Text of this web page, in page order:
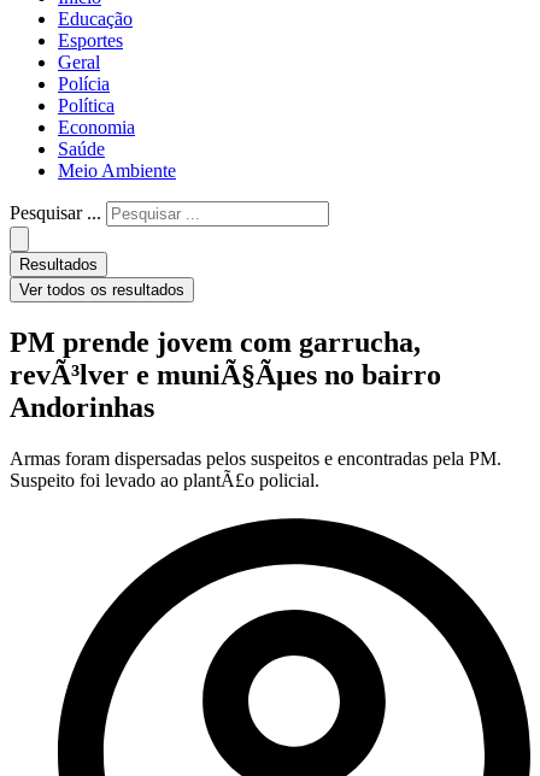
Educação
Esportes
Geral
Polícia
Política
Economia
Saúde
Meio Ambiente
Pesquisar ...
Resultados
Ver todos os resultados
PM prende jovem com garrucha,
revÃ³lver e muniÃ§Ãµes no bairro
Andorinhas
Armas foram dispersadas pelos suspeitos e encontradas pela PM.
Suspeito foi levado ao plantÃ£o policial.